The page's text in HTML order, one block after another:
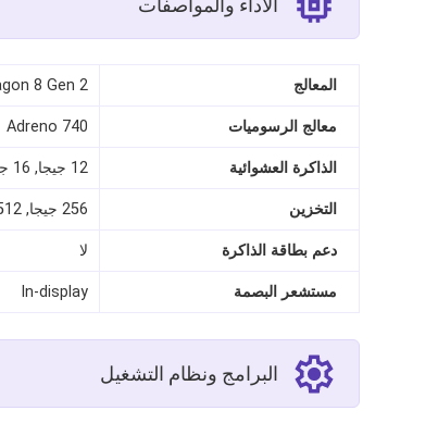
الأداء والمواصفات
المعالج 8 Gen 2
معالج الرسوميات Adreno 740
الذاكرة العشوائية 12 جيجا, 16 جيجا, 8 جيجا
التخزين 256 جيجا, 512 جيجا
دعم بطاقة الذاكرة لا
مستشعر البصمة In-display
البرامج ونظام التشغيل